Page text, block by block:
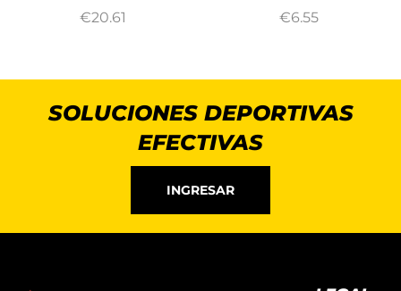
€20.61 €6.55
SOLUCIONES DEPORTIVAS
EFECTIVAS
INGRESAR